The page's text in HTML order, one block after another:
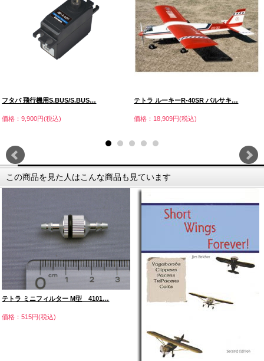
フタバ 飛行機用S.BUS/S.BUS…
価格：9,900円(税込)
テトラ ルーキーR-40SR バルサキ…
価格：18,909円(税込)
この商品を見た人はこんな商品も見ています
テトラ ミニフィルター M型 4101…
価格：515円(税込)